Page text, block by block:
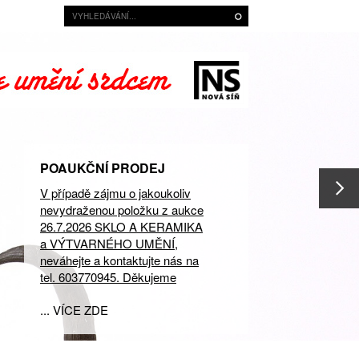
POAUKČNÍ PRODEJ
V případě zájmu o jakoukoliv
nevydraženou položku z aukce
26.7.2026 SKLO A KERAMIKA
a VÝTVARNÉHO UMĚNÍ,
neváhejte a kontaktujte nás na
tel. 603770945. Děkujeme
... VÍCE ZDE